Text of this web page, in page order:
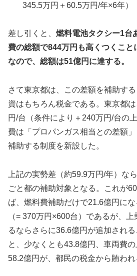
345.5万円＋60.5万円/年×6年）
差し引くと、 燃料電池タクシー1台
費の総額で844万円も高くつくこと
なので、総額は51億円に達する。
さて東京都は、この差額を補助す
資はもちろん税金である。東京都
円/台（条件により＋240万円/台の
費は「プロパンガス相当との差額
補助する制度を新設した。
上記の実勢差（約59.9万円/年）な
ごと都の補助対象となる。これが
ば、燃料費補助だけで21.6億円に
（= 370万円×600台）であるが、
るならさらに36.6億円が追加され
と、少なくとも43.8億円、車両費
58.2億円が、都民の税金から賄われ